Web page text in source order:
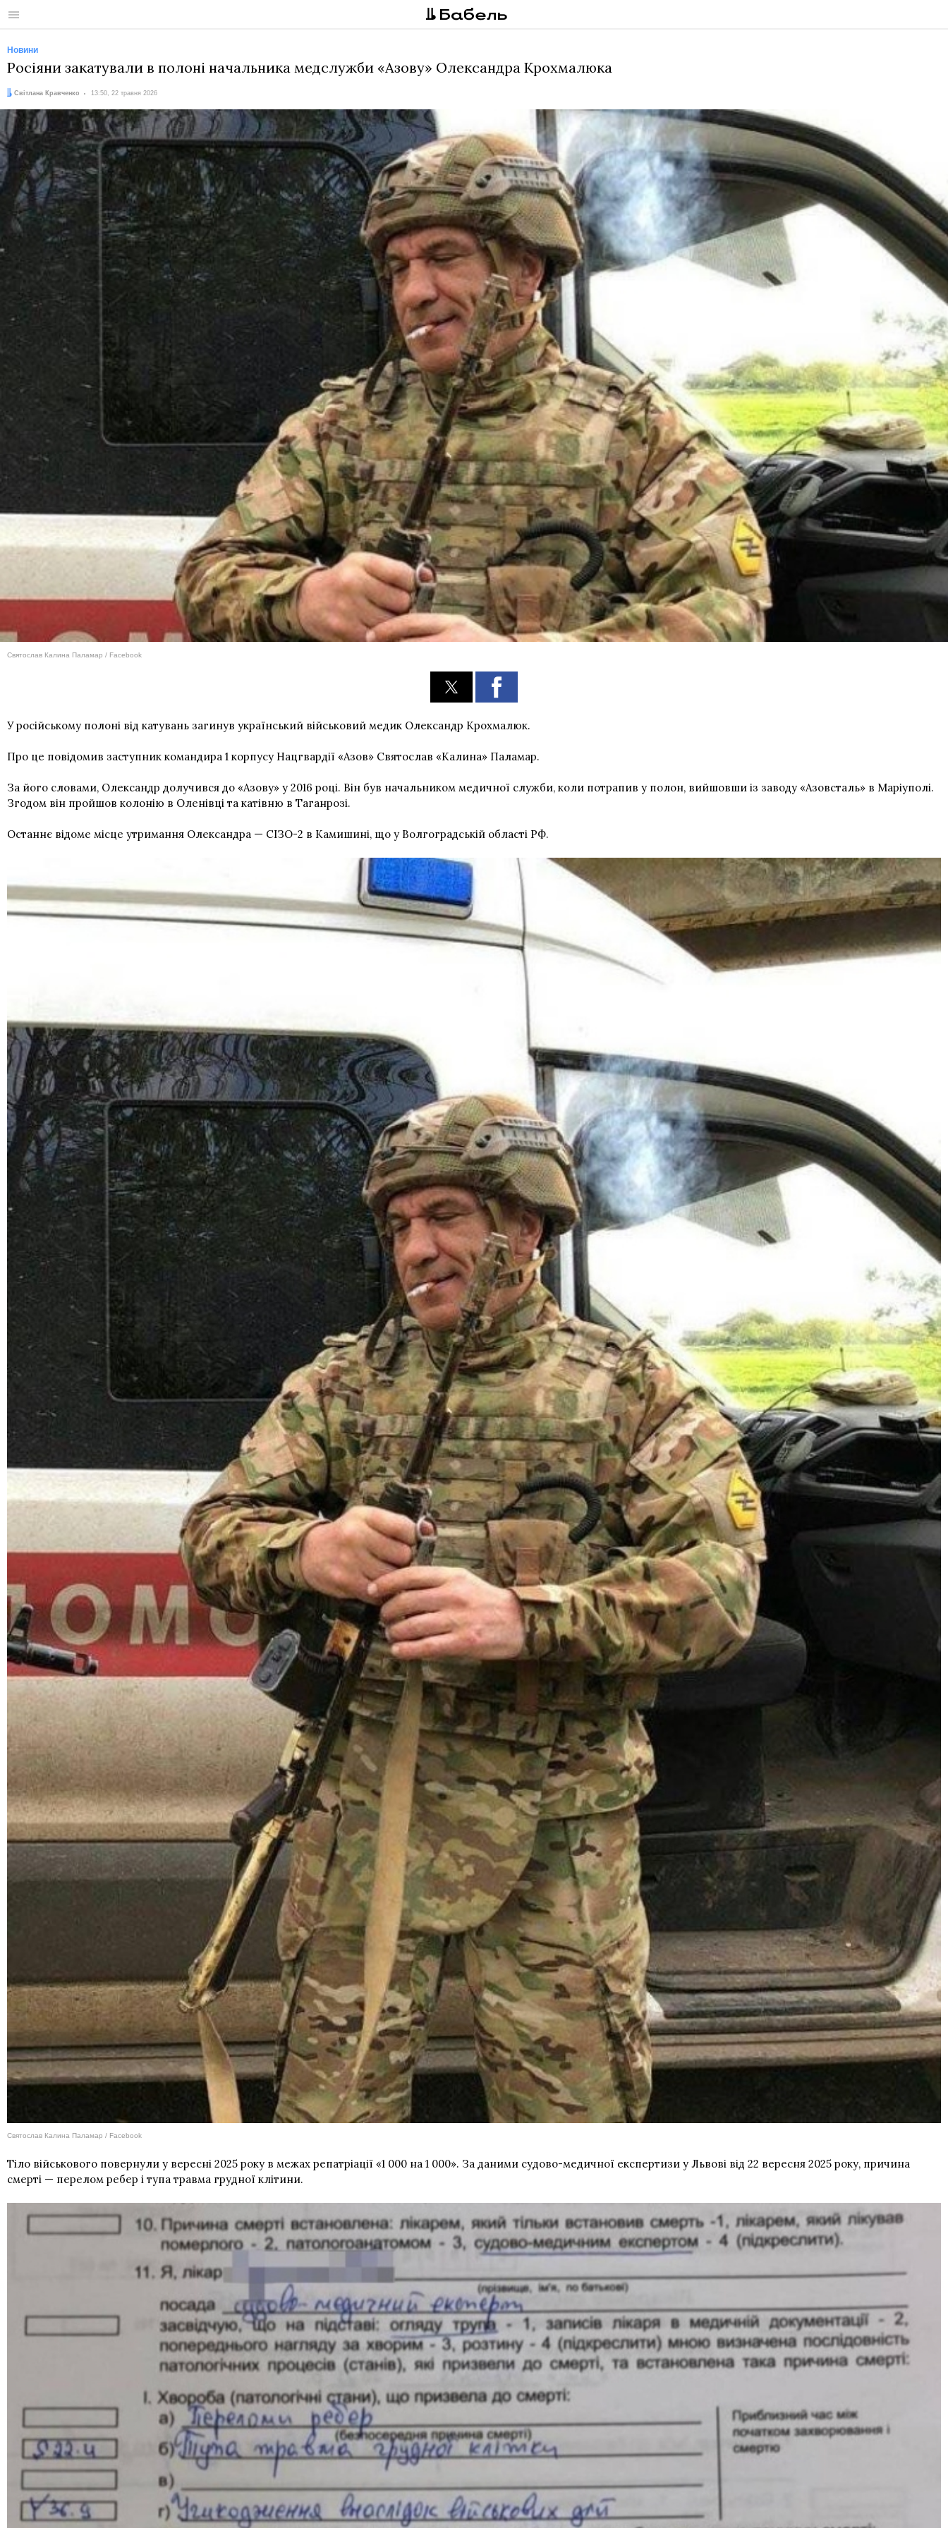
Меню
Новини
Росіяни закатували в полоні начальника медслужби «Азову» Олександра Крохмалюка
Автор:
Світлана Кравченко
Дата: 13:50, 22 травня 2026
Святослав Калина Паламар / Facebook
У російському полоні від катувань загинув український військовий медик Олександр Крохмалюк.
Про це повідомив заступник командира 1 корпусу Нацгвардії «Азов» Святослав «Калина» Паламар.
За його словами, Олександр долучився до «Азову» у 2016 році. Він був начальником медичної служби, коли потрапив у полон, вийшовши із заводу «Азовсталь» в Маріуполі.
Згодом він пройшов колонію в Оленівці та катівню в Таганрозі.
Останнє відоме місце утримання Олександра — СІЗО-2 в Камишині, що у Волгоградській області РФ.
Святослав Калина Паламар / Facebook
Тіло військового повернули у вересні 2025 року в межах репатріації «1 000 на 1 000». За даними судово-медичної експертизи у Львові від 22 вересня 2025 року, причина
смерті — перелом ребер і тупа травма грудної клітини.